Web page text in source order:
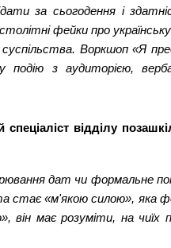
за сьогодення і
фейки про
суспільства. Воркшоп «Я
подію з аудиторією,
відділу
дат чи формальне
стає «м'якою силою», яка
має розуміти, на чиїх